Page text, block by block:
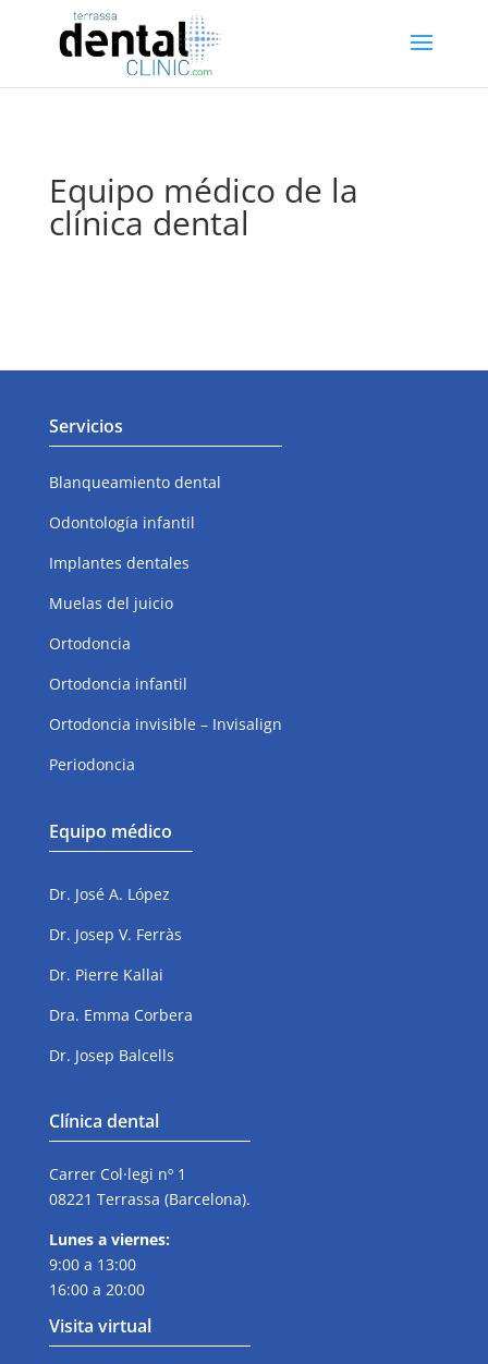
Equipo médico de la
clínica dental
Servicios
Blanqueamiento dental
Odontología infantil
Implantes dentales
Muelas del juicio
Ortodoncia
Ortodoncia infantil
Ortodoncia invisible – Invisalign
Periodoncia
Equipo médico
Dr. José A. López
Dr. Josep V. Ferràs
Dr. Pierre Kallai
Dra. Emma Corbera
Dr. Josep Balcells
Clínica dental
Carrer Col·legi nº 1
08221 Terrassa (Barcelona).
Lunes a viernes:
9:00 a 13:00
16:00 a 20:00
Visita virtual